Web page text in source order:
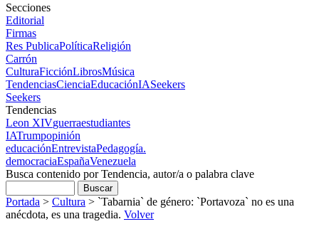
Secciones
Editorial
Firmas
Res PublicaPolíticaReligión
Carrón
CulturaFicciónLibrosMúsica
TendenciasCienciaEducaciónIASeekers
Seekers
Tendencias
Leon XIVguerraestudiantes
IATrumpopinión
educaciónEntrevistaPedagogía.
democraciaEspañaVenezuela
Busca contenido por Tendencia, autor/a o palabra clave
Portada > Cultura > `Tabarnia` de género: `Portavoza` no es una
anécdota, es una tragedia. Volver